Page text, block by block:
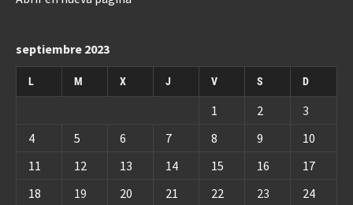
septiembre 2023
L M X J V S D
1 2
3
4
5 6 7 8 9
10
11
12 13 14 15 16
17
18
19 20 21 22 23 24